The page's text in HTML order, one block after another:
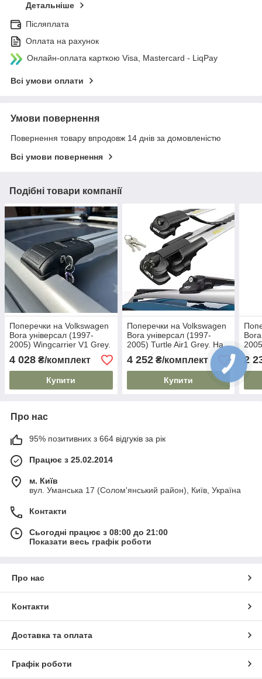
Детальніше
Післяплата
Оплата на рахунок
Онлайн-оплата карткою Visa, Mastercard - LiqPay
Всі умови оплати
Умови повернення
Повернення товару впродовж 14 днів за домовленістю
Всі умови повернення
Подібні товари компанії
Поперечки на Volkswagen
Bora універсал (1997-
2005) Wingcarrier V1 Grey.
На стандартні рейлінги.
Замок на ключах. Сірі
4 028 ₴/комплект
Купити
Поперечки на Volkswagen
Bora універсал (1997-
2005) Turtle Air1 Grey. На
стандартні рейлінги.
Замок на ключах. Сірі
4 252₴/комплект
Купити
2
Про нас
95% позитивних з 664 відгуків за рік
Працює з 25.02.2014
м. Київ
вул. Уманська 17 (Солом'янський район), Київ, Україна
Контакти
Сьогодні працює з 08:00 до 21:00
Показати весь графік роботи
Про нас
Контакти
Доставка та оплата
Графік роботи